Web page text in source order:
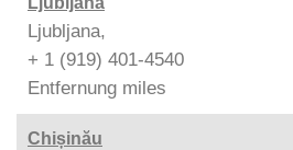
Ljubljana,
+ 1 (919) 401-4540
Entfernung miles
Chișinău